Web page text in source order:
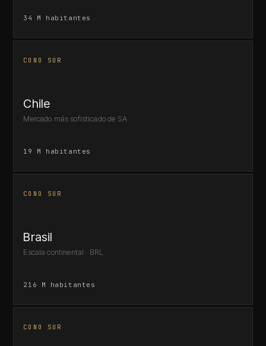
34 M habitantes
CONO SUR
Chile
Mercado más sofisticado de SA
19 M habitantes
CONO SUR
Brasil
Escala continental · BRL
216 M habitantes
CONO SUR